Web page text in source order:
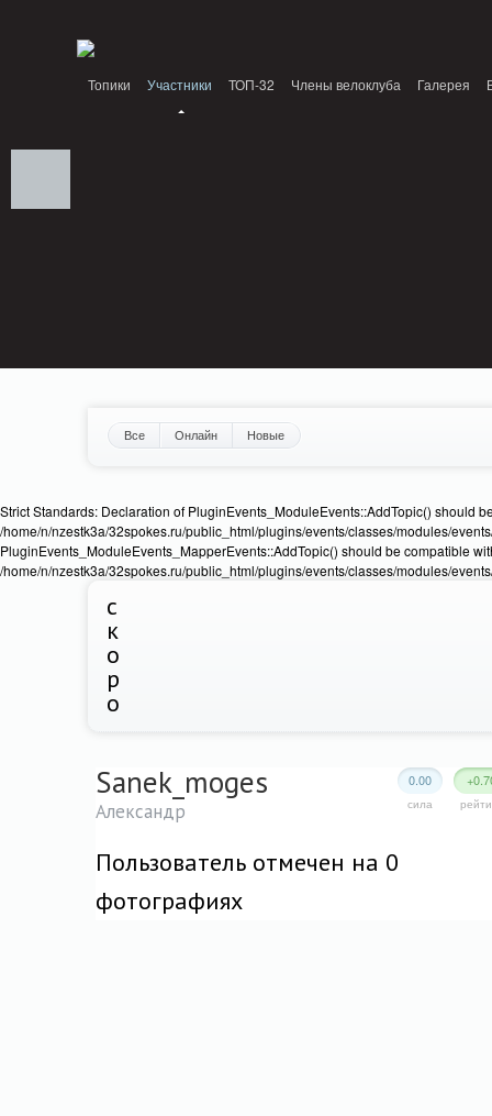
Топики Участники ТОП-32 Члены велоклуба Галерея
Все Онлайн Новые
Strict Standards: Declaration of PluginEvents_ModuleEvents::AddTopic() should
/home/n/nzestk3a/32spokes.ru/public_html/plugins/events/classes/modules/
PluginEvents_ModuleEvents_MapperEvents::AddTopic() should be compatible
/home/n/nzestk3a/32spokes.ru/public_html/plugins/events/classes/modules/
с
к
о
р
о
0.00
сила
Sanek_moges
Александр
Пользователь отмечен на 0
фотографиях